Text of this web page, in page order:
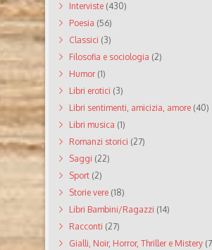
Interviste (430)
Poesia (56)
Classici (3)
Filosofia e sociologia (2)
Humor(1)
Libri erotici (3)
Libri sentimenti, amicizia, amore (40)
Libri musica (1)
Romanzi storici (27)
Saggi (22)
Sport (2)
Storie vere (18)
Libri Bambini/Ragazzi (14)
Racconti (27)
Gialli, Noir, Horror, Thriller e Mistery